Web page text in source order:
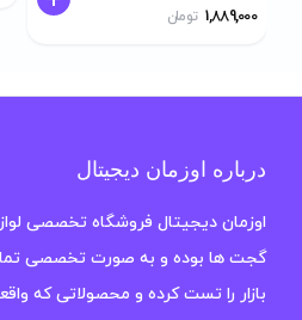
اصلی:
1,889,000 تومان
فعلی:
درباره اوزمان دیجیتال
اوزمان دیجیتال فروشگاه تخصصی
گجت ها بوده و به صورت تخصصی
بازار را تست کرده و محصولاتی که